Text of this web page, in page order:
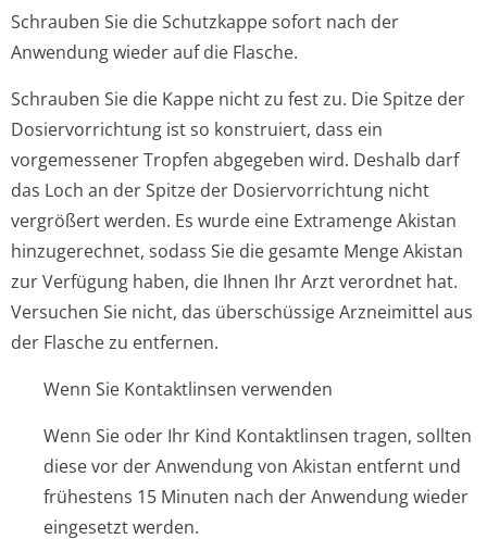
Schrauben Sie die Schutzkappe sofort nach der
Anwendung wieder auf die Flasche.
Schrauben Sie die Kappe nicht zu fest zu. Die Spitze der
Dosiervorrichtung ist so konstruiert, dass ein
vorgemessener Tropfen abgegeben wird. Deshalb darf
das Loch an der Spitze der Dosiervorrichtung nicht
vergrößert werden. Es wurde eine Extramenge Akistan
hinzugerechnet, sodass Sie die gesamte Menge Akistan
zur Verfügung haben, die Ihnen Ihr Arzt verordnet hat.
Versuchen Sie nicht, das überschüssige Arzneimittel aus
der Flasche zu entfernen.
Wenn Sie Kontaktlinsen verwenden
Wenn Sie oder Ihr Kind Kontaktlinsen tragen, sollten
diese vor der Anwendung von Akistan entfernt und
frühestens 15 Minuten nach der Anwendung wieder
eingesetzt werden.